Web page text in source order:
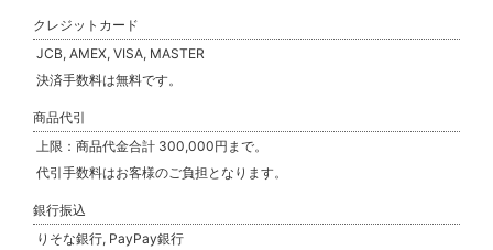
クレジットカード
JCB, AMEX, VISA, MASTER
決済手数料は無料です。
商品代引
上限：商品代金合計 300,000円まで。
代引手数料はお客様のご負担となります。
銀行振込
りそな銀行, PayPay銀行